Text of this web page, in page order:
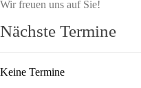
Wir freuen uns auf Sie!
Nächste Termine
Keine Termine